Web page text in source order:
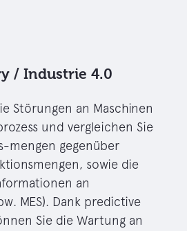
/ Industrie 4.0
Störungen an Maschinen
und vergleichen Sie
mengen gegenüber
sowie die
an
MES). Dank predictive
Sie die Wartung an